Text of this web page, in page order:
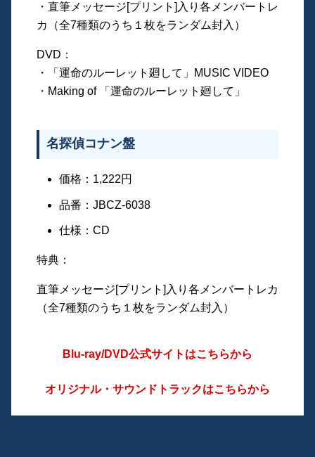
・直筆メッセージ[プリント]入り各メンバートレ
カ（全7種類のうち１枚をランダム封入）
DVD：
・「運命のルーレット廻して」MUSIC VIDEO
・Making of 「運命のルーレット廻して」
名探偵コナン盤
価格：1,222円
品番：JBCZ-6038
仕様：CD
特典：
直筆メッセージ[プリント]入り各メンバートレカ
（全7種類のうち１枚をランダム封入）
Blu-ray/DVD公式サイトはこちらから
オリジナル・サウンドトラックはこちらから